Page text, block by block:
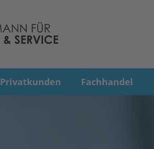
Privatkunden Fachhandel